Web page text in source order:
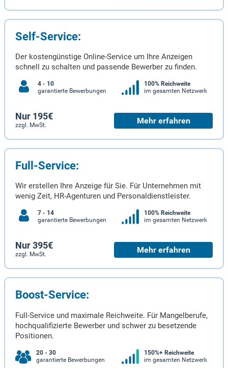
Self-Service:
Der kostengünstige Online-Service um Ihre Anzeigen
schnell zu schalten und passende Bewerber zu finden.
4 - 10
garantierte Bewerbungen
100% Reichweite
im gesamten Netzwerk
Nur 195€
zzgl. MwSt. Mehr erfahren
Full-Service:
Wir erstellen Ihre Anzeige für Sie. Für Unternehmen mit
wenig Zeit, HR-Agenturen und Personaldienstleister.
7 - 14
garantierte Bewerbungen
100% Reichweite
im gesamten Netzwerk
Nur 395€
zzgl. MwSt. Mehr erfahren
Boost-Service:
Full-Service und maximale Reichweite. Für Mangelberufe,
hochqualifizierte Bewerber und schwer zu besetzende
Positionen.
20 - 30
garantierte Bewerbungen
150%+ Reichweite
im gesamten Netzwerk